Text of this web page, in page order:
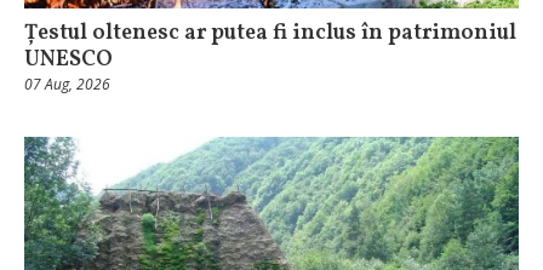
Țestul oltenesc ar putea fi inclus în patrimoniul
UNESCO
07 Aug, 2026